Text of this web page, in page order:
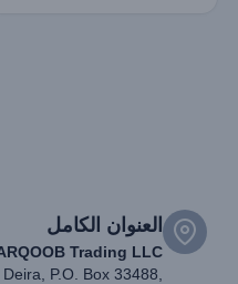
العنوان الكامل
Trading LLC
P.O. Box 33488,